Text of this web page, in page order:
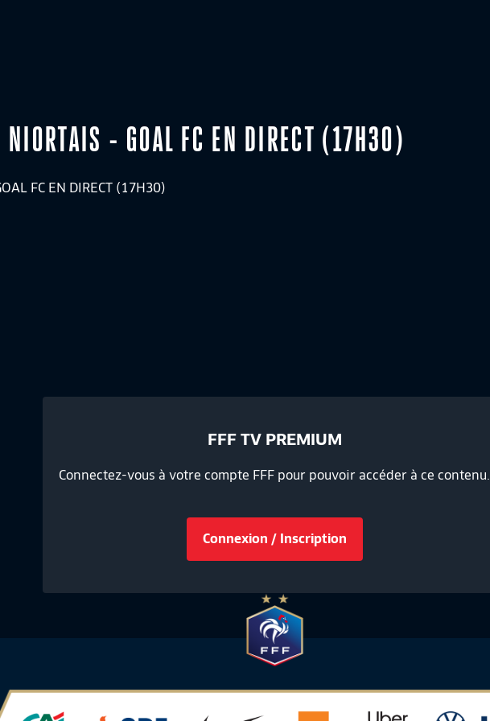
- GOAL FC EN DIRECT (17H30)
FFF TV PREMIUM
Connectez-vous à votre compte FFF pour pouvoir accéder à ce contenu.
Connexion / Inscription